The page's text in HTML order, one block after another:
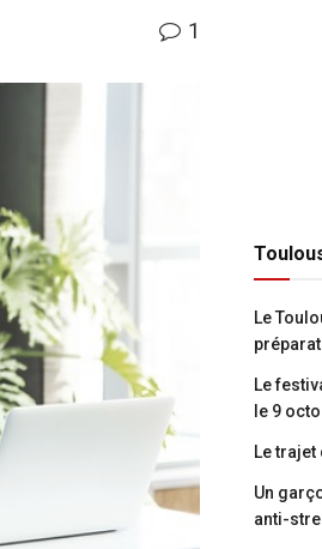
1
Le
Le
le 9
Le
Un
anti-